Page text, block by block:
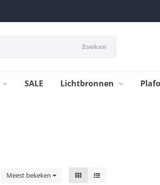
Zoeken
SALE Lichtbronnen
Meest bekeken